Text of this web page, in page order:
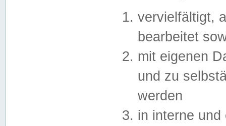
vervielfältigt,
bearbeitet
mit eigenen
und zu
werden
in interne